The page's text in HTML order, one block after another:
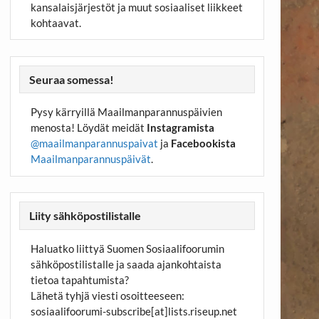
kansalaisjärjestöt ja muut sosiaaliset liikkeet
kohtaavat.
Seuraa somessa!
Pysy kärryillä Maailmanparannuspäivien
menosta! Löydät meidät Instagramista
@maailmanparannuspaivat ja Facebookista
Maailmanparannuspäivät.
Liity sähköpostilistalle
Haluatko liittyä Suomen Sosiaalifoorumin
sähköpostilistalle ja saada ajankohtaista
tietoa tapahtumista?
Lähetä tyhjä viesti osoitteeseen:
sosiaalifoorumi-subscribe[at]lists.riseup.net